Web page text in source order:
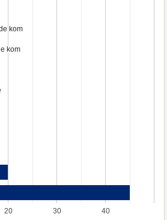
20 30 40
kom
kom
kom
kom